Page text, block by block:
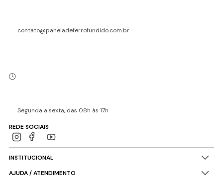
contato@paneladeferrofundido.com.br
Segunda a sexta, das 08h às 17h
REDE SOCIAIS
INSTITUCIONAL
AJUDA / ATENDIMENTO